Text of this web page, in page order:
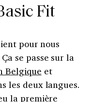
Fit
pour nous
se passe sur la
Belgique et
les deux langues.
la première